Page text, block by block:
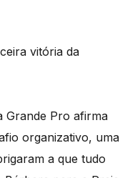
vitória da
Grande Pro afirma
organizativo, uma
a que tudo